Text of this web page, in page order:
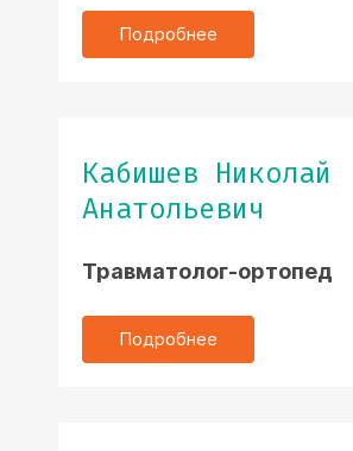
Подробнее
Кабишев Николай
Анатольевич
Травматолог-ортопед
Подробнее